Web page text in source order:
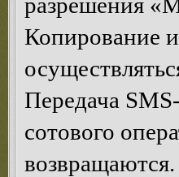
Копирование
Передача
сотового
возвращаются.